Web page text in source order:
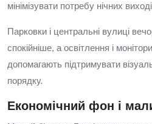
мінімізувати потребу нічних
Парковки і центральні вулиці
спокійніше, а освітлення і
допомагають підтримувати
порядку.
Економічний фон і